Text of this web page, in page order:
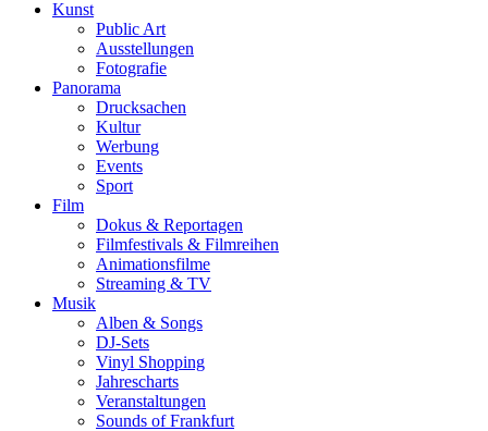
Kunst
Public Art
Ausstellungen
Fotografie
Panorama
Drucksachen
Kultur
Werbung
Events
Sport
Film
Dokus & Reportagen
Filmfestivals & Filmreihen
Animationsfilme
Streaming & TV
Musik
Alben & Songs
DJ-Sets
Vinyl Shopping
Jahrescharts
Veranstaltungen
Sounds of Frankfurt